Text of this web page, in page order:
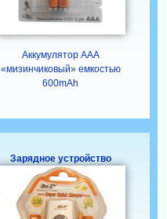
Аккумулятор ААА
«мизинчиковый» емкостью
600mAh
Зарядное устройство